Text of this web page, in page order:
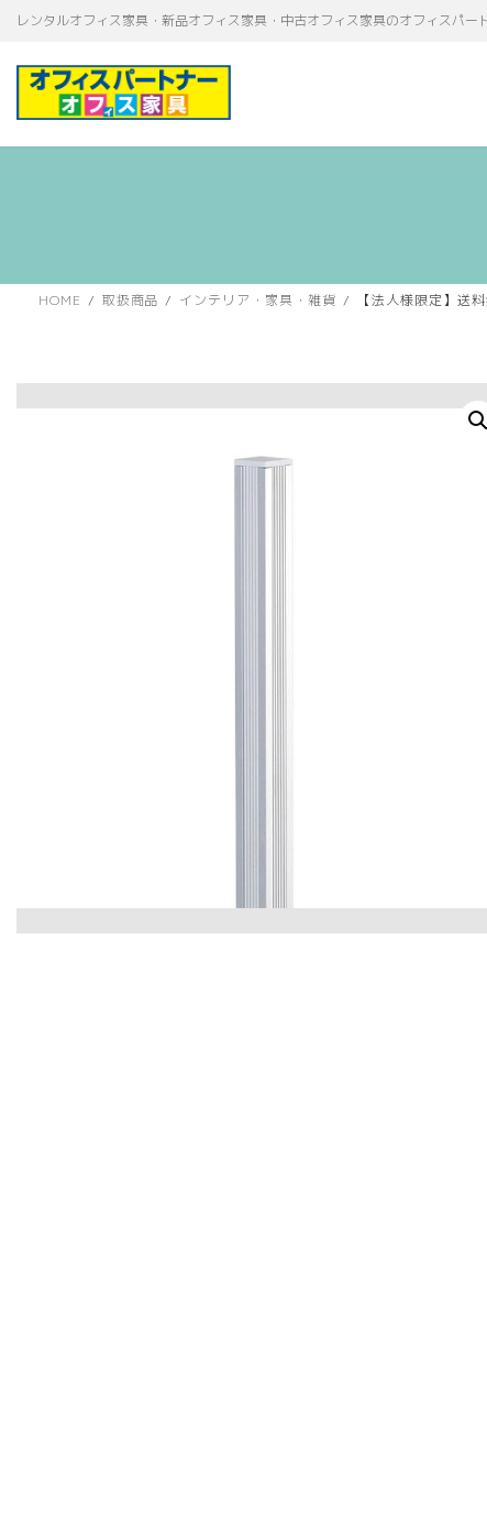
テ
ゲ
レンタルオフィス家具・新品オフィス家具・中古オフィス家具のオフィスパー
HOME 取扱商品 インテリア・家具・雑貨 【法人様限定】送